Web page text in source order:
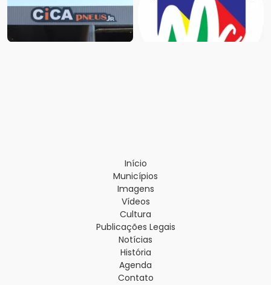
Início
Municípios
Imagens
Vídeos
Cultura
Publicações Legais
Notícias
História
Agenda
Contato